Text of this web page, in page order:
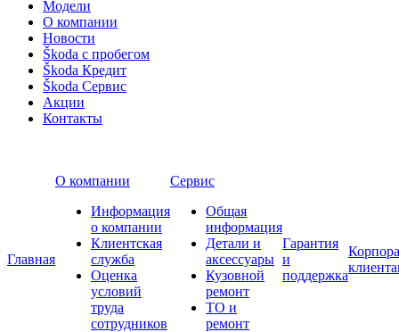
Модели
О компании
Новости
Škoda с пробегом
Škoda Кредит
Škoda Сервис
Акции
Контакты
Главная
О компании
Информация
о компании
Клиентская
служба
Оценка
условий
труда
сотрудников
Сервис
Общая
информация
Детали и
аксессуары
Кузовной
ремонт
ТО и
ремонт
Гарантия
и
поддержка